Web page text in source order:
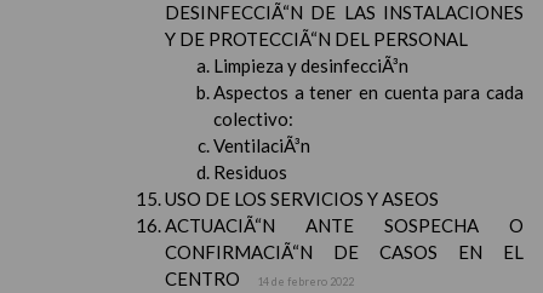
DESINFECCIÃ“N DE LAS INSTALACIONES
Y DE PROTECCIÃ“N DEL PERSONAL
Limpieza y desinfecciÃ³n
Aspectos a tener en cuenta para cada
colectivo:
VentilaciÃ³n
Residuos
USO DE LOS SERVICIOS Y ASEOS
ACTUACIÃ“N ANTE SOSPECHA O
CONFIRMACIÃ“N DE CASOS EN EL
CENTRO
14 de febrero 2022